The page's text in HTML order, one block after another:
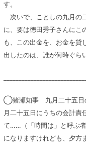
す。
次いで、ことしの九月の
に、要は徳田秀子さんにこ
も、この出金を、お金を貸
出したのは、誰が何時ぐら
◯猪瀬知事 九月二十五日
月二十五日にうちの会計責
て……（「時間は」と呼ぶ
になりますけれども、夕方